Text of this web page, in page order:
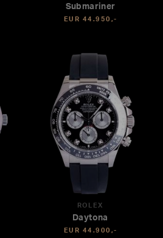
Submariner
EUR 44.950,-
ROLEX
Daytona
EUR 44.900,-